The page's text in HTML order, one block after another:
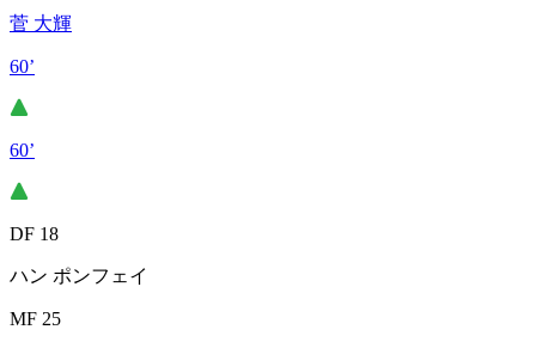
菅 大輝
60’
60’
DF 18
ハン ポンフェイ
MF 25